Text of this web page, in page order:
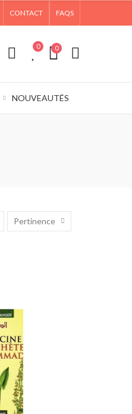
CONTACT FAQS
0 0
NOUVEAUTÉS
Pertinence